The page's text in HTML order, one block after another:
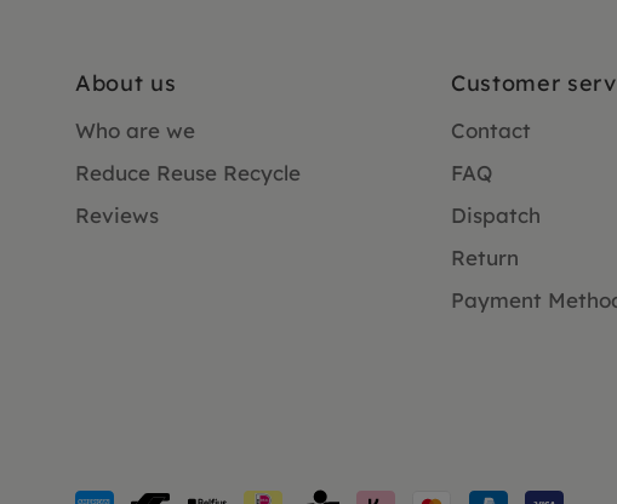
About us
Who are we
Reduce Reuse Recycle
Reviews
Customer
Contact
FAQ
Dispatch
Return
Payment
Payment